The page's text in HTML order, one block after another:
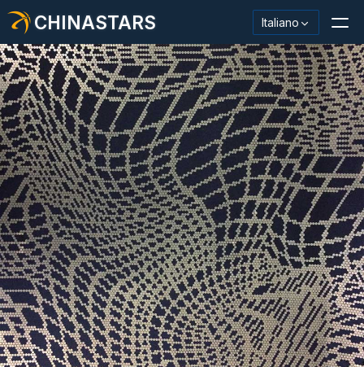
CHINASTARS Italiano
Materiale/nastro riflettente
Tessuto riflettente alla moda
Abbigliamento di sicurezza
Materiale che si illumina al buio
Lavaggio industriale Trim
Informazioni su CHINASTARS
Nuovo prodotto